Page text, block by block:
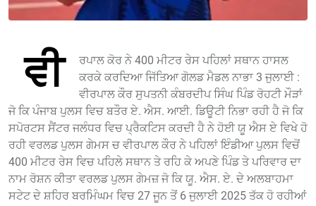
ਵੀ
ਰਪਾਲ ਕੋਰ ਨੇ 400 ਮੀਟਰ ਰੇਸ ਪਹਿਲਾਂ ਸਥਾਨ ਹਾਸਲ
ਕਰਕੇ ਕਰਦਿਆ ਜਿੱਤਿਆ ਗੋਲਡ ਮੈਡਲ ਨਾਭਾ 3 ਜੁਲਾਈ :
ਵੀਰਪਾਲ ਕੌਰ ਸੁਪਤਨੀ ਕੰਬਰਦੀਪ ਸਿੰਘ ਪਿੰਡ ਰੋਹਟੀ ਮੌੜਾਂ
ਜੋ ਕਿ ਪੰਜਾਬ ਪੁਲਸ ਵਿਚ ਬਤੌਰ ਏ. ਐਸ. ਆਈ. ਡਿਊਟੀ ਨਿਭਾ ਰਹੀ ਹੈ ਜੋ ਕਿ
ਸਪੋਰਟਸ ਸੈਂਟਰ ਜਲੰਧਰ ਵਿਚ ਪ੍ਰੈਕਟਿਸ ਕਰਦੀ ਹੈ ਨੇ ਹੋਈ ਯੂ ਐਸ ਏ ਵਿਖੇ ਹੋ
ਰਹੀ ਵਰਲਡ ਪੁਲਸ ਗੇਮਸ ਚ ਵੀਰਪਾਲ ਕੌਰ ਨੇ ਪਹਿਲਾਂ ਇੰਡੀਆ ਪੁਲਸ ਵਿਚੋਂ
400 ਮੀਟਰ ਰੇਸ ਵਿਚ ਪਹਿਲੇ ਸਥਾਨ ਤੇ ਰਹਿ ਕੇ ਅਪਣੇ ਪਿੰਡ ਤੇ ਪਰਿਵਾਰ ਦਾ
ਨਾਮ ਰੋਸ਼ਨ ਕੀਤਾ ਵਰਲਡ ਪੁਲਸ ਗੇਮਜ਼ ਜੋ ਕਿ ਯੂ. ਐਸ. ਏ. ਦੇ ਅਲਬਾਹਮਾ
ਸਟੇਟ ਦੇ ਸ਼ਹਿਰ ਬਰਮਿੰਘਮ ਵਿਚ 27 ਜੂਨ ਤੋਂ 6 ਜੁਲਾਈ 2025 ਤੱਕ ਹੋ ਰਹੀਆਂ